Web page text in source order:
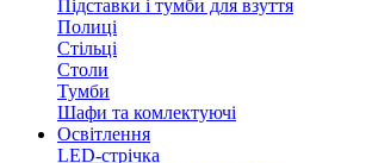
Підставки і тумби для взуття
Полиці
Стільці
Столи
Тумби
Шафи та комлектуючі
Освітлення
LED-стрічка